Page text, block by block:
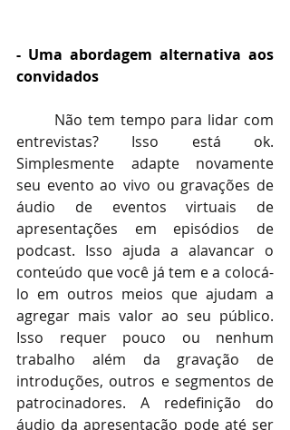
- Uma abordagem alternativa aos
convidados
Não tem tempo para lidar com
entrevistas? Isso está ok.
Simplesmente adapte novamente
seu evento ao vivo ou gravações de
áudio de eventos virtuais de
apresentações em episódios de
podcast. Isso ajuda a alavancar o
conteúdo que você já tem e a colocá-
lo em outros meios que ajudam a
agregar mais valor ao seu público.
Isso requer pouco ou nenhum
trabalho além da gravação de
introduções, outros e segmentos de
patrocinadores. A redefinição do
áudio da apresentação pode até ser